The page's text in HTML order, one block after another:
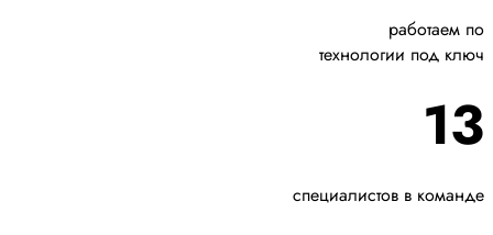
работаем по
технологии под ключ
13
специалистов в команде